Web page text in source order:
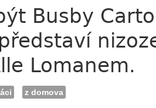
Busby
Lomanem.
z domova